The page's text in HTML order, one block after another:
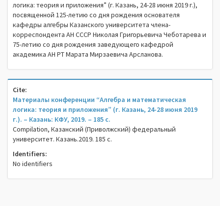
логика: теория и приложения” (г. Казань, 24-28 июня 2019 г.),
посвященной 125-летию со дня рождения основателя
кафедры алгебры Казанского университета члена-
корреспондента АН СССР Николая Григорьевича Чеботарева и
75-летию со дня рождения заведующего кафедрой
академика АН РТ Марата Мирзаевича Арсланова.
Cite:
Материалы конференции “Алгебра и математическая
логика: теория и приложения” (г. Казань, 24-28 июня 2019
г.). – Казань: КФУ, 2019. – 185 c.
Compilation, Казанский (Приволжский) федеральный
университет. Казань.2019. 185 c.
Identifiers:
No identifiers